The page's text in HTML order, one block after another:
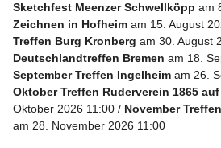
Folge
uns
auf
Instagram
Sketchfest Meenzer Schwellköpp am
Zeichnen in Hofheim am 15. August
Treffen Burg Kronberg am 30. August
Deutschlandtreffen Bremen am 18.
September Treffen Ingelheim am 26.
Oktober Treffen Ruderverein 1865
Oktober 2026 11:00
November
am 28. November 2026 11:00